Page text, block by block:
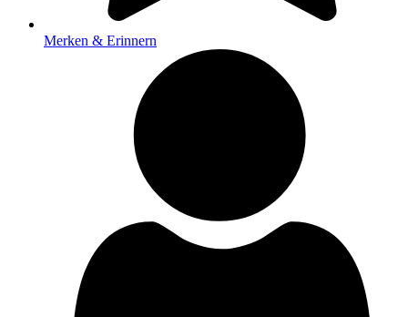
Merken & Erinnern